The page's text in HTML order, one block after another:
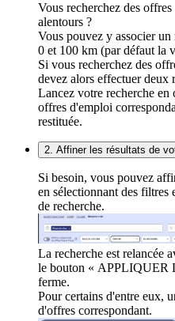
Vous recherchez des
alentours ?
Vous pouvez y associer
0 et 100 km (par défaut la
Si vous recherchez des
devez alors effectuer deux
Lancez votre recherche
offres d'emploi
restituée.
2. Affiner les résultats de
Si besoin, vous pouvez
en sélectionnant des filtres
de recherche.
La recherche est relancée
le bouton « APPLIQUER
ferme.
Pour certains d'entre eux,
d'offres correspondant.